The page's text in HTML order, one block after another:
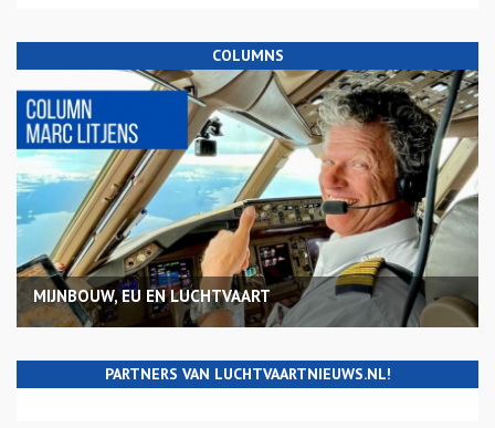
COLUMNS
MIJNBOUW, EU EN LUCHTVAART
PARTNERS VAN LUCHTVAARTNIEUWS.NL!